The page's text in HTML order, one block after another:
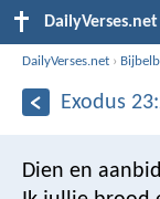
DailyVerses.net
DailyVerses.net ›
Exodus
Dien en